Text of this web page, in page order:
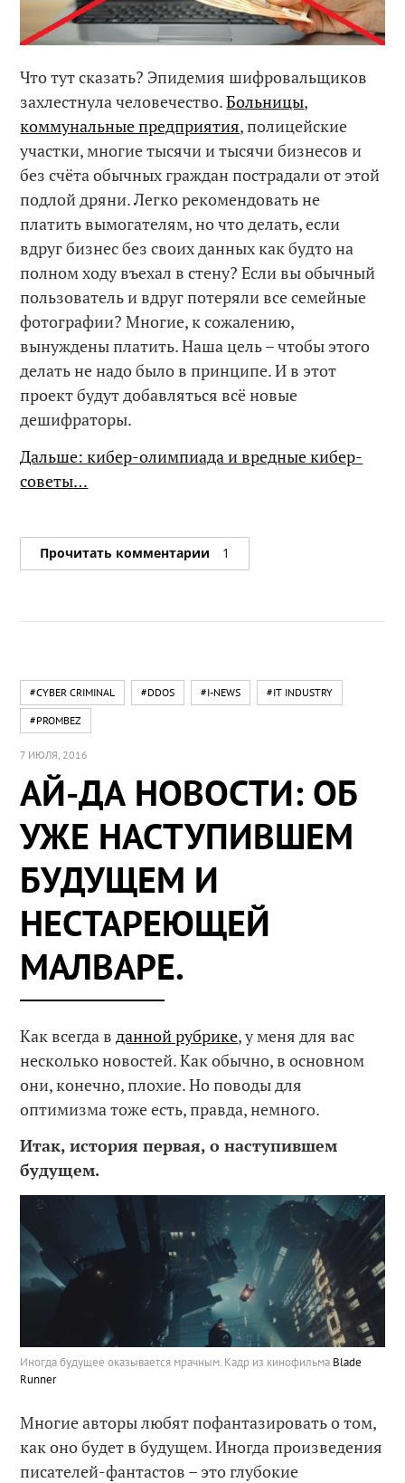
Что тут сказать? Эпидемия шифровальщиков
захлестнула человечество.Больницы,
коммунальные предприятия, полицейские
участки, многие тысячи и тысячи бизнесов и
без счёта обычных граждан пострадали от этой
подлой дряни. Легко рекомендовать не
платить вымогателям, но что делать, если
вдруг бизнес без своих данных как будто на
полном ходу въехал в стену? Если вы обычный
пользователь и вдруг потеряли все семейные
фотографии? Многие, к сожалению,
вынуждены платить. Наша цель – чтобы этого
делать не надо было в принципе. И в этот
проект будут добавляться всё новые
дешифраторы.
Дальше: кибер-олимпиада и вредные кибер-
советы…
Прочитать комментарии 1
#CYBER CRIMINAL #DDOS #I-NEWS #IT INDUSTRY
#PROMBEZ
7 ИЮЛЯ, 2016
АЙ-ДА НОВОСТИ: ОБ
УЖЕ НАСТУПИВШЕМ
БУДУЩЕМ И
НЕСТАРЕЮЩЕЙ
МАЛВАРЕ.
Как всегда вданной рубрике, у меня для вас
несколько новостей. Как обычно, в основном
они, конечно, плохие. Но поводы для
оптимизма тоже есть, правда, немного.
Итак, история первая, о наступившем
будущем.
Иногда будущее оказывается мрачным. Кадр из кинофильма Blade
Runner
Многие авторы любят пофантазировать о том,
как оно будет в будущем. Иногда произведения
писателей-фантастов – это глубокие